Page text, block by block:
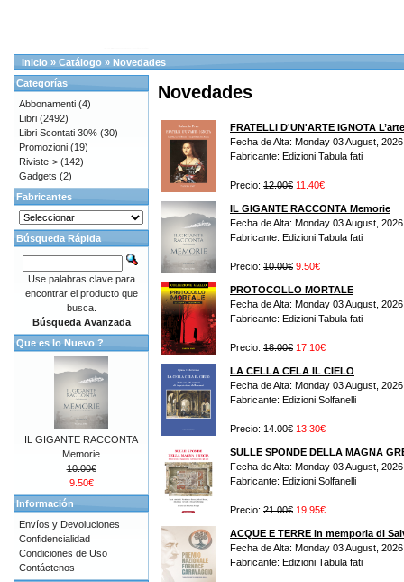
Inicio » Catálogo » Novedades
Novedades
FRATELLI D'UN'ARTE IGNOTA
Fecha de Alta: Monday 03 August, 2026
Fabricante: Edizioni Tabula fati
Precio: 12.00€ 11.40€
IL GIGANTE RACCONTA Memorie
Fecha de Alta: Monday 03 August, 2026
Fabricante: Edizioni Tabula fati
Precio: 10.00€ 9.50€
PROTOCOLLO MORTALE
Fecha de Alta: Monday 03 August, 2026
Fabricante: Edizioni Tabula fati
Precio: 18.00€ 17.10€
LA CELLA CELA IL CIELO
Fecha de Alta: Monday 03 August, 2026
Fabricante: Edizioni Solfanelli
Precio: 14.00€ 13.30€
SULLE SPONDE DELLA MAGNA
Fecha de Alta: Monday 03 August, 2026
Fabricante: Edizioni Solfanelli
Precio: 21.00€ 19.95€
ACQUE E TERRE in memporia di
Fecha de Alta: Monday 03 August, 2026
Fabricante: Edizioni Tabula fati
Categorías
Abbonamenti (4)
Libri (2492)
Libri Scontati 30% (30)
Promozioni (19)
Riviste-> (142)
Gadgets (2)
Fabricantes
Búsqueda Rápida
Use palabras clave para
encontrar el producto que
busca.
Búsqueda Avanzada
Que es lo Nuevo ?
IL GIGANTE RACCONTA
Memorie
10.00€
9.50€
Información
Envíos y Devoluciones
Confidencialidad
Condiciones de Uso
Contáctenos